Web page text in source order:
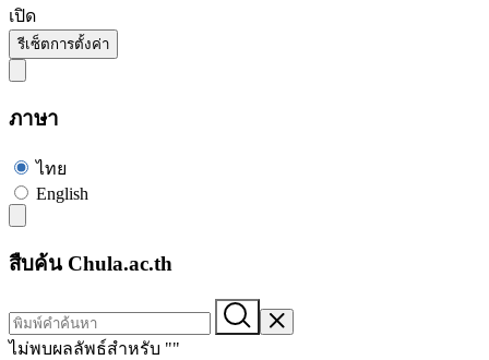
เปิด
รีเซ็ตการตั้งค่า
ภาษา
ไทย
English
สืบค้น Chula.ac.th
ไม่พบผลลัพธ์สำหรับ ""